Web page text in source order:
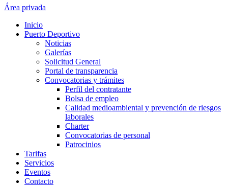
Área privada
Inicio
Puerto Deportivo
Noticias
Galerías
Solicitud General
Portal de transparencia
Convocatorias y trámites
Perfil del contratante
Bolsa de empleo
Calidad medioambiental y prevención de riesgos
laborales
Charter
Convocatorias de personal
Patrocinios
Tarifas
Servicios
Eventos
Contacto